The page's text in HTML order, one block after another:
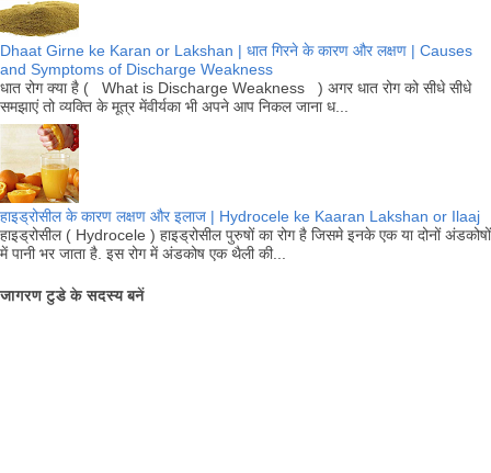
Dhaat Girne ke Karan or Lakshan | धात गिरने के कारण और लक्षण | Causes
and Symptoms of Discharge Weakness
धात रोग क्या है ( What is Discharge Weakness ) अगर धात रोग को सीधे सीधे
समझाएं तो व्यक्ति के मूत्र मेंवीर्यका भी अपने आप निकल जाना ध...
हाइड्रोसील के कारण लक्षण और इलाज | Hydrocele ke Kaaran Lakshan or Ilaaj
हाइड्रोसील ( Hydrocele ) हाइड्रोसील पुरुषों का रोग है जिसमे इनके एक या दोनों अंडकोषों
में पानी भर जाता है. इस रोग में अंडकोष एक थैली की...
जागरण टुडे के सदस्य बनें